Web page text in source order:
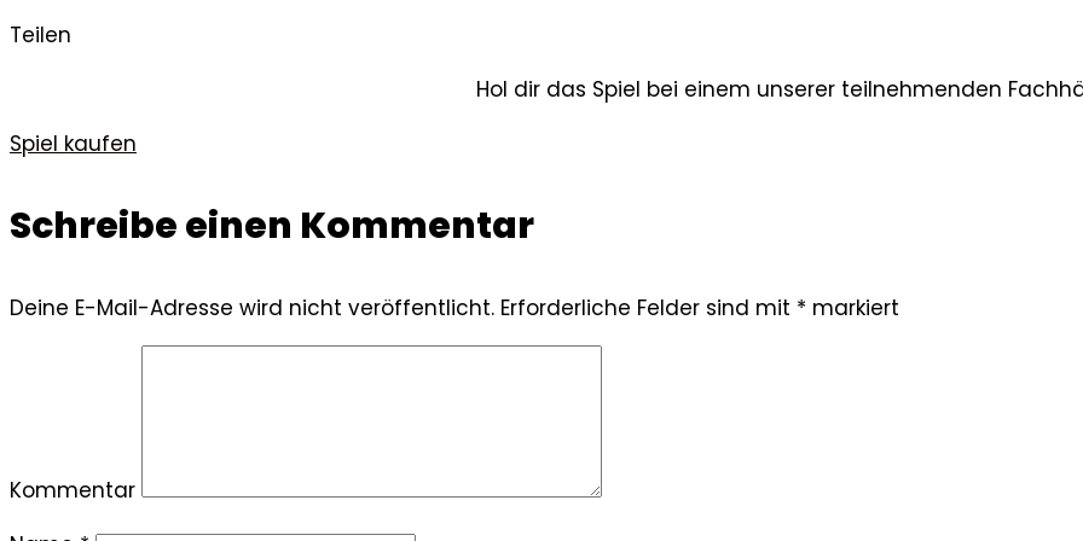
Teilen
Hol dir das Spiel bei einem unserer teilnehmenden
Spiel kaufen
Schreibe einen Kommentar
Deine E-Mail-Adresse wird nicht veröffentlicht. Erforderliche Felder sind mit * markiert
Kommentar